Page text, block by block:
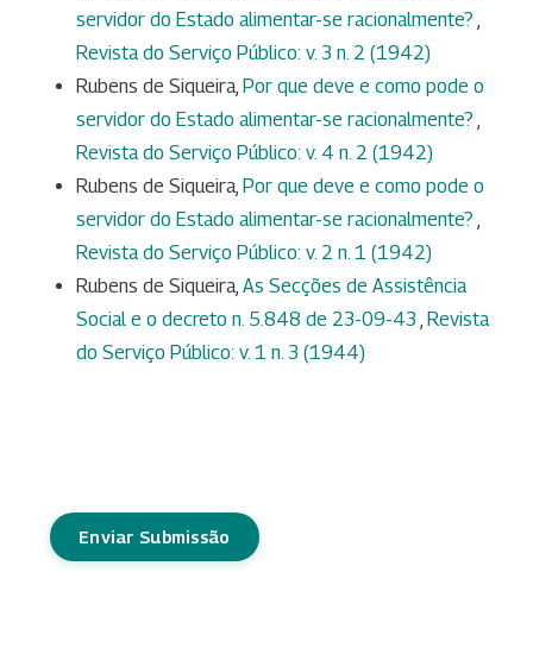
servidor do Estado alimentar-se racionalmente? ,
Revista do Serviço Público: v. 3 n. 2 (1942)
Rubens de Siqueira, Por que deve e como pode o
servidor do Estado alimentar-se racionalmente? ,
Revista do Serviço Público: v. 4 n. 2 (1942)
Rubens de Siqueira, Por que deve e como pode o
servidor do Estado alimentar-se racionalmente? ,
Revista do Serviço Público: v. 2 n. 1 (1942)
Rubens de Siqueira, As Secções de Assistência
Social e o decreto n. 5.848 de 23-09-43 , Revista
do Serviço Público: v. 1 n. 3 (1944)
Enviar Submissão